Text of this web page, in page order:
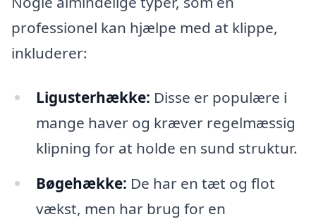
professionel kan hjælpe med at klippe,
inkluderer:
Ligusterhække: Disse er populære i
mange haver og kræver regelmæssig
klipning for at holde en sund struktur.
Bøgehække: De har en tæt og flot
vækst, men har brug for en